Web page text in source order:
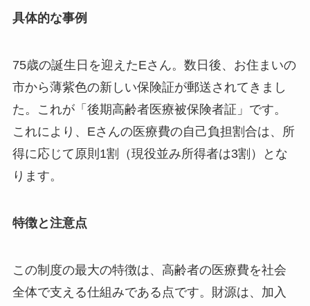
具体的な事例
75歳の誕生日を迎えたEさん。数日後、お住まいの
市から薄紫色の新しい保険証が郵送されてきまし
た。これが「後期高齢者医療被保険者証」です。
これにより、Eさんの医療費の自己負担割合は、所
得に応じて原則1割（現役並み所得者は3割）とな
ります。
特徴と注意点
この制度の最大の特徴は、高齢者の医療費を社会
全体で支える仕組みである点です。財源は、加入